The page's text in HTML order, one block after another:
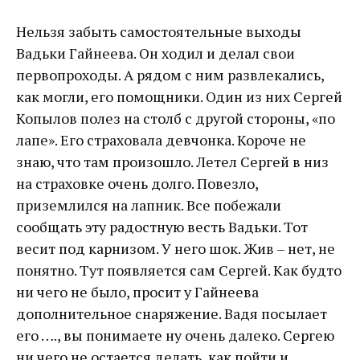
Нельзя забыть самостоятельные выходы
Вадьки Гайнеева. Он ходил и делал свои
первопроходы. А рядом с ним развлекались,
как могли, его помощники. Один из них Сергей
Копылов полез на столб с другой стороны, «по
лапе». Его страховала девчонка. Короче не
знаю, что там произошло. Летел Сергей в низ
на страховке очень долго. Повезло,
приземлился на лапник. Все побежали
сообщать эту радостную весть Вадьки. Тот
весит под карнизом. У него шок. Жив – нет, не
понятно. Тут появляется сам Сергей. Как будто
ни чего не было, просит у Гайнеева
дополнительное снаряжение. Вадя посылает
его …., вы понимаете ну очень далеко. Сергею